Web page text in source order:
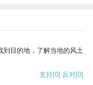
到目的地，了解当地的风土
支持[0] 反对[0]